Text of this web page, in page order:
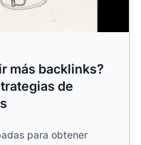
más backlinks?
de
para obtener